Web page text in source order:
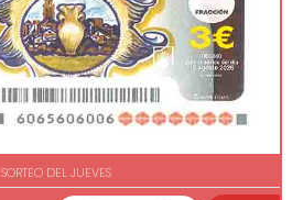
SORTEO DEL JUEVES